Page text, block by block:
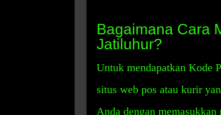
Bagaimana Cara
Jatiluhur?
Untuk mendapatkan Kode
situs web pos atau kurir
Anda dengan memasukkan